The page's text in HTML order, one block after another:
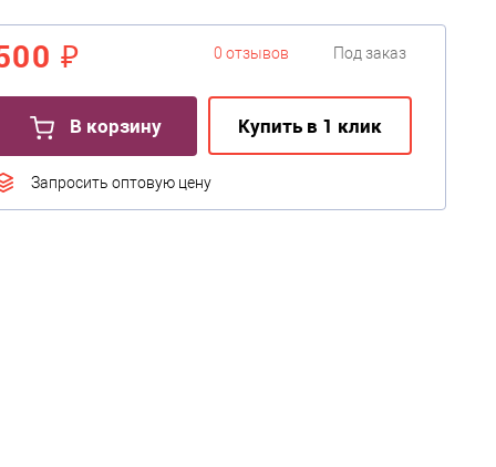
₽ 0 отзывов Под заказ
В корзину Купить в 1 клик
Запросить оптовую цену